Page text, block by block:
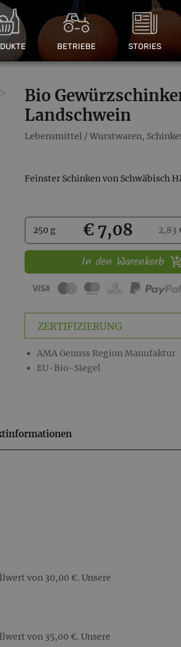
BETRIEBE STORIES
Bio
Landschwein
Lebensmittel / Wurstwaren,
Feinster Schinken von Schwäbisch
Kaufen
Wählen
Sie
Menge
aus:
250 g € 7,08 2,83
In den Warenkorb
ZERTIFIZIERUNG
AMA Genuss Region Manufaktur
EU-Bio-Siegel
von 30,00 €. Unsere
von 35,00 €. Unsere